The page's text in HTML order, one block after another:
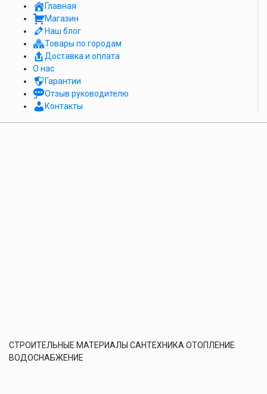
Главная
Магазин
Наш блог
Товары по городам
Доставка и оплата
О нас
Гарантии
Отзыв руководителю
Контакты
СТРОИТЕЛЬНЫЕ МАТЕРИАЛЫ САНТЕХНИКА ОТОПЛЕНИЕ
ВОДОСНАБЖЕНИЕ